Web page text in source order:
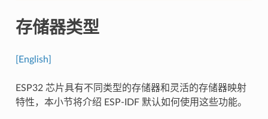
存储器类型
[English]
ESP32 芯片具有不同类型的存储器和灵活的存储器映射
特性，本小节将介绍 ESP-IDF 默认如何使用这些功能。